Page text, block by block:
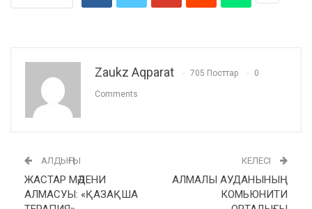
Zaukz Aqparat 705 Посттар 0
Comments
АЛДЫҢҒЫ
ЖАСТАР МӘДЕНИ
АЛМАСУЫ: «ҚАЗАҚША
КЕЛЕСІ
АЛМАЛЫ АУДАНЫНЫҢ
КОМЬЮНИТИ